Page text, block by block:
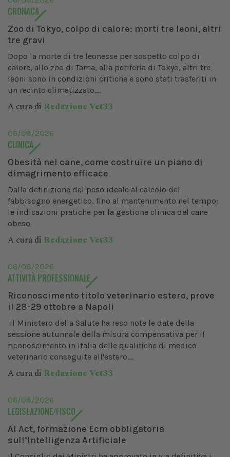
CRONACA
Zoo di Tokyo, colpo di calore: morti tre leoni, altri
tre gravi
Dopo la morte di tre leonesse per sospetto colpo di
calore, allo zoo di Tama, alla periferia di Tokyo, altri tre
leoni sono in condizioni critiche e sono stati trasferiti in
un recinto climatizzato....
A cura di Redazione Vet33
06/08/2026
CLINICA
Obesità nel cane, come costruire un piano di
dimagrimento efficace
Dalla definizione del peso ideale al calcolo del
fabbisogno energetico, fino al mantenimento nel tempo:
le indicazioni pratiche per la gestione clinica del cane
obeso
A cura di Redazione Vet33
06/08/2026
ATTIVITÀ PROFESSIONALE
Riconoscimento titolo veterinario estero, prove
il 28-29 ottobre a Napoli
Il Ministero della Salute ha reso note le date della
sessione autunnale della misura compensativa per il
riconoscimento in Italia delle qualifiche di medico
veterinario conseguite all'estero....
A cura di Redazione Vet33
06/08/2026
LEGISLAZIONE/FISCO
AI Act, formazione Ecm obbligatoria
sull’Intelligenza Artificiale